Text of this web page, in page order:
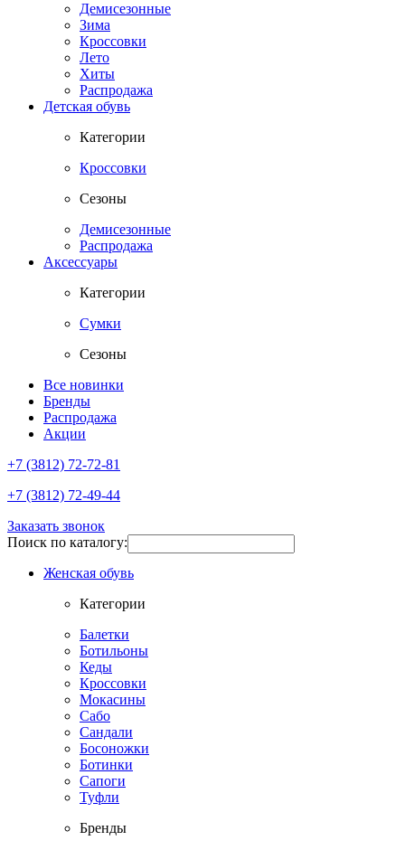
Демисезонные
Зима
Кроссовки
Лето
Хиты
Распродажа
Детская обувь
Категории
Кроссовки
Сезоны
Демисезонные
Распродажа
Аксессуары
Категории
Сумки
Сезоны
Все новинки
Бренды
Распродажа
Акции
+7 (3812) 72-72-81
+7 (3812) 72-49-44
Заказать звонок
Поиск по каталогу:
Женская обувь
Категории
Балетки
Ботильоны
Кеды
Кроссовки
Мокасины
Сабо
Сандали
Босоножки
Ботинки
Сапоги
Туфли
Бренды